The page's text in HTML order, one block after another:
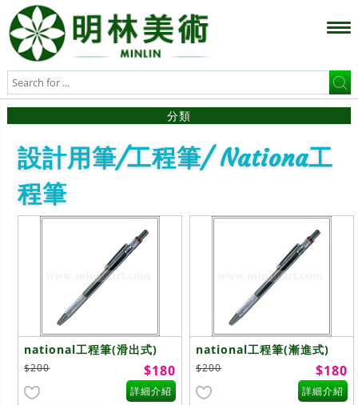
分類
設計用筆/工程筆/ Nationa工
程筆
national工程筆(滑出式)
$200 $180
詳細介紹
national工程筆(漸進式)
$200 $180
詳細介紹